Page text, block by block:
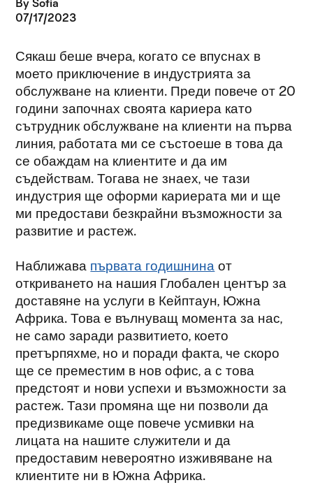
07/17/2023
Сякаш беше вчера, когато се впуснах в
моето приключение в индустрията за
обслужване на клиенти. Преди повече от 20
години започнах своята кариера като
сътрудник обслужване на клиенти на първа
линия, работата ми се състоеше в това да
се обаждам на клиентите и да им
съдействам. Тогава не знаех, че тази
индустрия ще оформи кариерата ми и ще
ми предостави безкрайни възможности за
развитие и растеж.
Наближава първата годишнина от
откриването на нашия Глобален център за
доставяне на услуги в Кейптаун, Южна
Африка. Това е вълнуващ момента за нас,
не само заради развитието, което
претърпяхме, но и поради факта, че скоро
ще се преместим в нов офис, а с това
предстоят и нови успехи и възможности за
растеж. Тази промяна ще ни позволи да
предизвикаме още повече усмивки на
лицата на нашите служители и да
предоставим невероятно изживяване на
клиентите ни в Южна Африка.